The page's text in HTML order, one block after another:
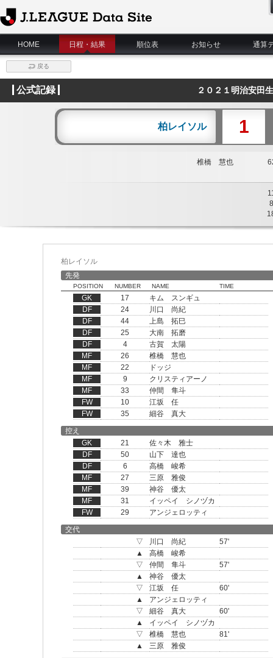
J.League Data Site
HOME
日程・結果 順位表 お知らせ 通算
戻る
公式記録 ２０２１明治安田
柏レイソル 1
椎橋 慧也
8
柏レイソル
先発
POSITION NUMBER NAME TIME
GK 17
キム スンギュ
DF
24
川口 尚紀
DF
44
上島 拓巳
DF
25
大南 拓磨
DF
4
古賀 太陽
MF
26
椎橋 慧也
MF
22
ドッジ
MF
9
クリスティアーノ
MF
33
仲間 隼斗
FW
10
江坂 任
FW
35
細谷 真大
控え
GK
21
佐々木 雅士
DF
50
山下 達也
DF
6
高橋 峻希
MF
27
三原 雅俊
MF
39
神谷 優太
MF
31
イッペイ シノヅカ
FW
29
アンジェロッティ
交代
▽
川口 尚紀
57'
▲
高橋 峻希
▽
仲間 隼斗
57'
▲
神谷 優太
▽
江坂 任
60'
▲
アンジェロッティ
▽
細谷 真大
60'
▲
イッペイ シノヅカ
▽
椎橋 慧也
81'
▲
三原 雅俊